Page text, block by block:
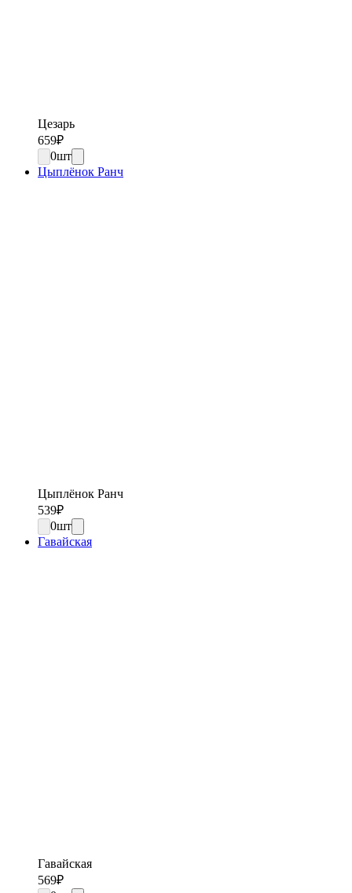
Цезарь
659₽
0шт
Цыплёнок Ранч
Цыплёнок Ранч
539₽
0шт
Гавайская
Гавайская
569₽